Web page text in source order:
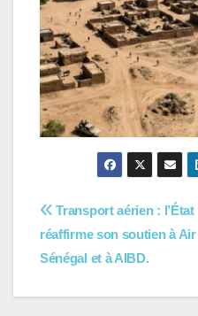
Navigation
de
l’article
Transport aérien : l’État
réaffirme son soutien à Air
Sénégal et à AIBD.